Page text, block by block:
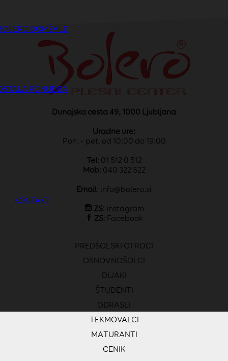
DOMŽALE
PONUDBA
KONTAKT
Dunajska cesta 49, 1000 Ljubljana
Uradne ure:
Pon. - pet. od 10:00 do 19:00
Tel : 01 512 0 512
Mob: 040 322 522
Email : info@bolero.si
ZS: Instagram
ZS: Facebook
PREDŠOLSKI OTROCI
OSNOVNOŠOLCI
DIJAKI
ŠTUDENTI
ODRASLI
TEKMOVALCI
MATURANTI
CENIK